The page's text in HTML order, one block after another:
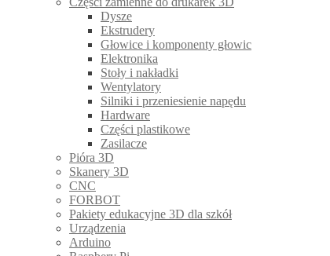
Dysze
Ekstrudery
Głowice i komponenty głowic
Elektronika
Stoły i nakładki
Wentylatory
Silniki i przeniesienie napędu
Hardware
Części plastikowe
Zasilacze
Pióra 3D
Skanery 3D
CNC
FORBOT
Pakiety edukacyjne 3D dla szkół
Urządzenia
Arduino